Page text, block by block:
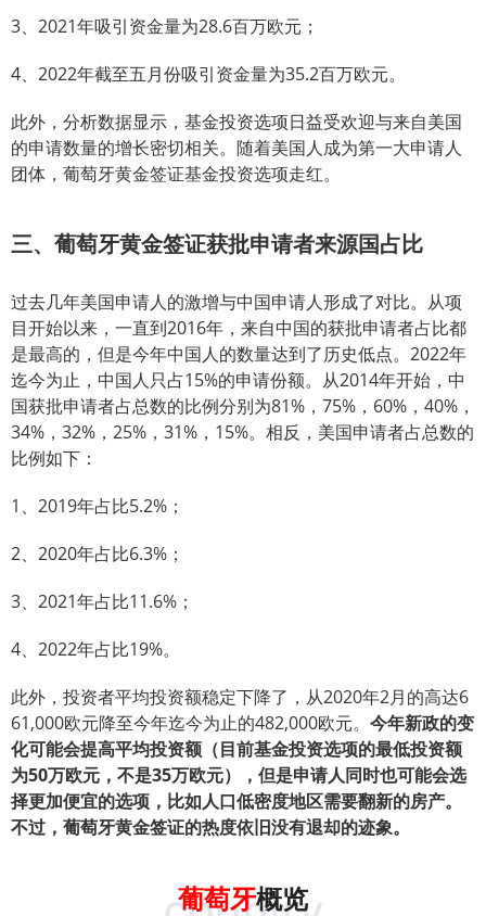
3、2021年吸引资金量为28.6百万欧元；
4、2022年截至五月份吸引资金量为35.2百万欧元。
此外，分析数据显示，基金投资选项日益受欢迎与来自美国
的申请数量的增长密切相关。随着美国人成为第一大申请人
团体，葡萄牙黄金签证基金投资选项走红。
三、葡萄牙黄金签证获批申请者来源国占比
过去几年美国申请人的激增与中国申请人形成了对比。从项
目开始以来，一直到2016年，来自中国的获批申请者占比都
是最高的，但是今年中国人的数量达到了历史低点。2022年
迄今为止，中国人只占15%的申请份额。从2014年开始，中
国获批申请者占总数的比例分别为81%，75%，60%，40%，
34%，32%，25%，31%，15%。相反，美国申请者占总数的
比例如下：
1、2019年占比5.2%；
2、2020年占比6.3%；
3、2021年占比11.6%；
4、2022年占比19%。
此外，投资者平均投资额稳定下降了，从2020年2月的高达6
61,000欧元降至今年迄今为止的482,000欧元。 今年新政的变
化可能会提高平均投资额（目前基金投资选项的最低投资额
为50万欧元，不是35万欧元），但是申请人同时也可能会选
择更加便宜的选项，比如人口低密度地区需要翻新的房产。
不过，葡萄牙黄金签证的热度依旧没有退却的迹象。
葡萄牙概览